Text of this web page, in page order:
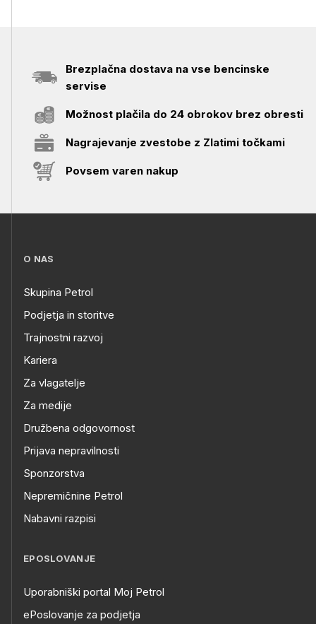
Brezplačna dostava na vse bencinske
servise
Možnost plačila do 24 obrokov brez obresti
Nagrajevanje zvestobe z Zlatimi točkami
Povsem varen nakup
O NAS
Skupina Petrol
Podjetja in storitve
Trajnostni razvoj
Kariera
Za vlagatelje
Za medije
Družbena odgovornost
Prijava nepravilnosti
Sponzorstva
Nepremičnine Petrol
Nabavni razpisi
EPOSLOVANJE
Uporabniški portal Moj Petrol
ePoslovanje za podjetja